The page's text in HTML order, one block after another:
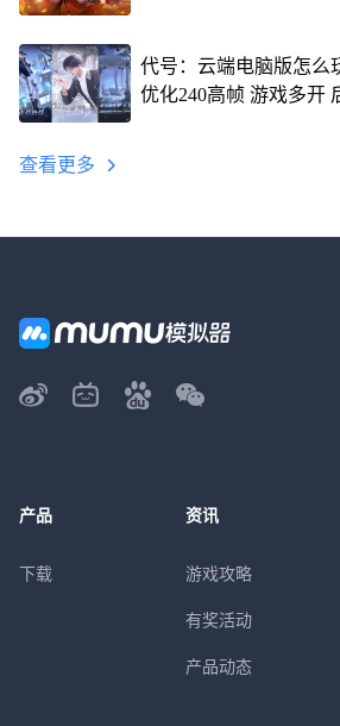
代号：云端电脑版怎么
优化240高帧 游戏多开
查看更多
产品
下载
资讯
游戏攻略
有奖活动
产品动态